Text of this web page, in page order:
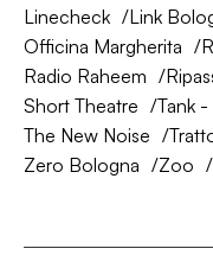
Linecheck
Link
Officina Margherita
Radio Raheem
Short Theatre
Tank
The New Noise
Zero Bologna
Zoo